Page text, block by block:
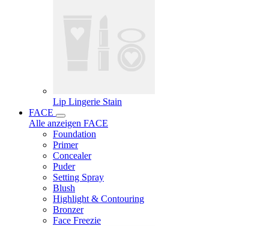
Lip Lingerie Stain
FACE
Alle anzeigen FACE
Foundation
Primer
Concealer
Puder
Setting Spray
Blush
Highlight & Contouring
Bronzer
Face Freezie